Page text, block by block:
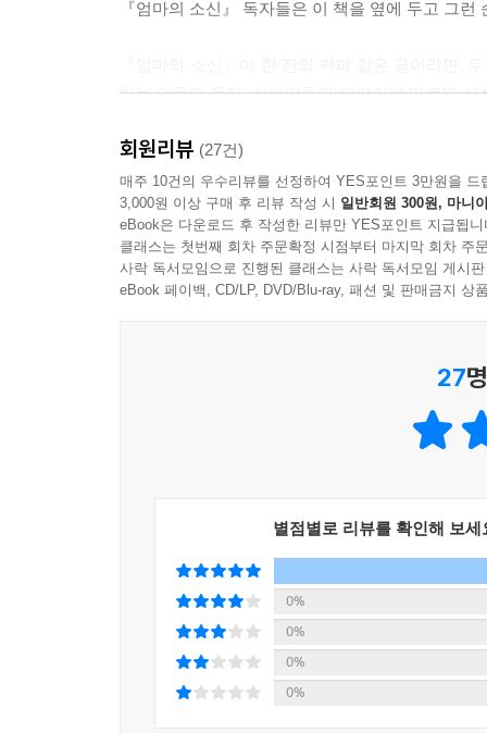
아이의 진로는 아이가 찾아갈 거예요. A일 수도
공동의 목표를 가진 사람들을 만나 보세요. 함께
때마다 공동의 목표로 돌아오면 되기 때문에 유지
의 폭을 더욱 넓혀줍니다.
---p.214
기존 의미에 맞추지 않고 내가 의미를 부여하면
그래도 뭐. 저는 제가 예쁘다고 생각해요. 진짜
랑하면 예쁘게 보이는 법이죠. 우아한 자세로 화
좋은 인맥이란 무엇일까요? 저를 좋은 사람이 되
니었어요. 어쩌면 다양한 사람들, 생각하게 했던
자 하는 마음에서 이루어지지요.
때로 가족은 가족이라는 이름으로 희생을 강요
의 노래를, 봅니다. 우리는 아이의 모든 것을 알
『엄마의 소신』 독자들은 이 책을 옆에 두고 그
하는 의문이 든다. 선배맘들의 이야기에 따르면
중요한 것은 고뇌의 순간에도 아이는 쉴 새 없이
아이와 부대끼며 쌓아온 육아의 금자탑이다. 당
『엄마의 소신, 두 번째 이야기』, 강력 추천한다.
회원리뷰 (27건)
매주 10건의 우수리뷰를 선정하여 YES포인트 3만원을 드
3,000원 이상 구매 후 리뷰 작성 시 일반회원 300원, 마니
eBook은 다운로드 후 작성한 리뷰만 YES포인트 지급됩니
클래스는 첫번째 회차 주문확정 시점부터 마지막 회차 주
사락 독서모임으로 진행된 클래스는 사락 독서모임 게시
eBook 페이백, CD/LP, DVD/Blu-ray, 패션 및 판매금지 상
27
별점별로 리뷰를 확인해 보세
0%
0%
0%
0%